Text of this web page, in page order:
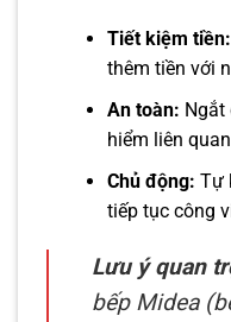
Tiết kiệm tiền:
thêm tiền với
An toàn: Ngắt
hiểm liên
Chủ động: Tự
tiếp tục công
Lưu ý quan
bếp Midea